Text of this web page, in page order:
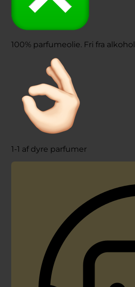
100% parfumeolie. Fri fra alkohol
1-1 af dyre parfumer